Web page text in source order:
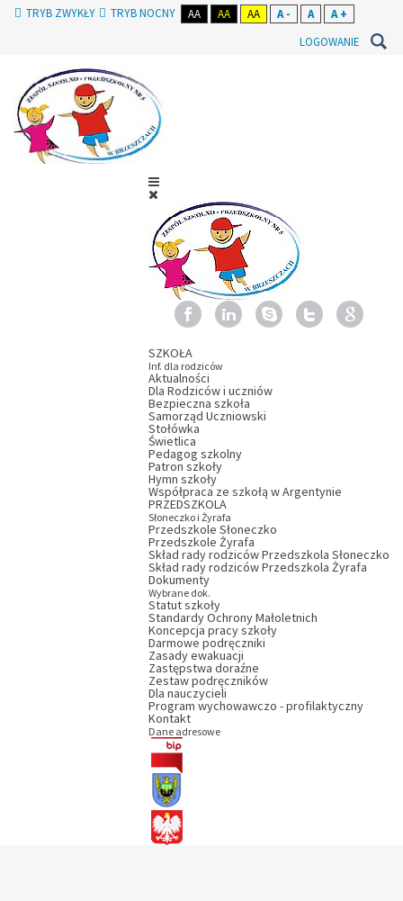
TRYB ZWYKŁY TRYB NOCNY AA AA AA A - A
A +
LOGOWANIE
SZKOŁA
Inf. dla rodziców
Aktualności
Dla Rodziców i uczniów
Bezpieczna szkoła
Samorząd Uczniowski
Stołówka
Świetlica
Pedagog szkolny
Patron szkoły
Hymn szkoły
Współpraca ze szkołą w Argentynie
PRZEDSZKOLA
Słoneczko i Żyrafa
Przedszkole Słoneczko
Przedszkole Żyrafa
Skład rady rodziców Przedszkola Słoneczko
Skład rady rodziców Przedszkola Żyrafa
Dokumenty
Wybrane dok.
Statut szkoły
Standardy Ochrony Małoletnich
Koncepcja pracy szkoły
Darmowe podręczniki
Zasady ewakuacji
Zastępstwa doraźne
Zestaw podręczników
Dla nauczycieli
Program wychowawczo - profilaktyczny
Kontakt
Dane adresowe